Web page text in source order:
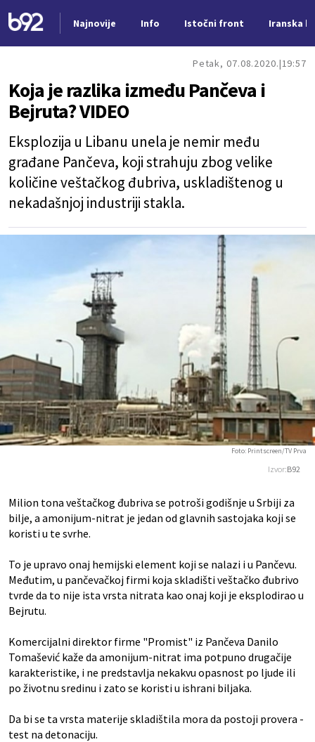
Najnovije Info Istočni front Iranska
Petak, 07.08.2020. 19:57
Koja je razlika između Pančeva i
Bejruta? VIDEO
Eksplozija u Libanu unela je nemir među
građane Pančeva, koji strahuju zbog velike
količine veštačkog đubriva, uskladištenog u
nekadašnjoj industriji stakla.
Izvor:B92
Foto: Printscreen/TV Prva
Milion tona veštačkog đubriva se potroši godišnje u Srbiji za
bilje, a amonijum-nitrat je jedan od glavnih sastojaka koji se
koristi u te svrhe.
To je upravo onaj hemijski element koji se nalazi i u Pančevu.
Međutim, u pančevačkoj firmi koja skladišti veštačko đubrivo
tvrde da to nije ista vrsta nitrata kao onaj koji je eksplodirao u
Bejrutu.
Komercijalni direktor firme "Promist" iz Pančeva Danilo
Tomašević kaže da amonijum-nitrat ima potpuno drugačije
karakteristike, i ne predstavlja nekakvu opasnost po ljude ili
po životnu sredinu i zato se koristi u ishrani biljaka.
Da bi se ta vrsta materije skladištila mora da postoji provera -
test na detonaciju.